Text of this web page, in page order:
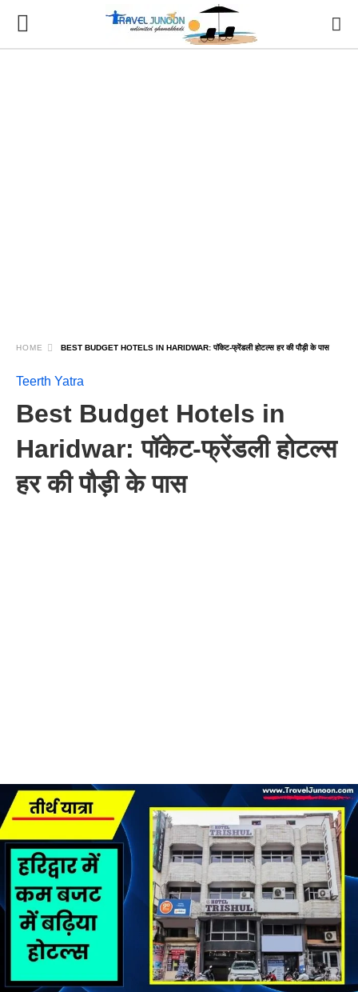
HOME BEST BUDGET HOTELS IN HARIDWAR: पॉकेट-फ्रेंडली होटल्स हर की पौड़ी के पास
Teerth Yatra
Best Budget Hotels in
Haridwar: पॉकेट-फ्रेंडली होटल्स
हर की पौड़ी के पास